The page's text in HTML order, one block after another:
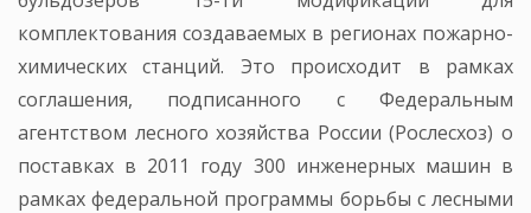
комплектования создаваемых в регионах пожарно-
химических станций. Это происходит в рамках
соглашения, подписанного с Федеральным
агентством лесного хозяйства России (Рослесхоз) о
поставках в 2011 году 300 инженерных машин в
рамках федеральной программы борьбы с лесными